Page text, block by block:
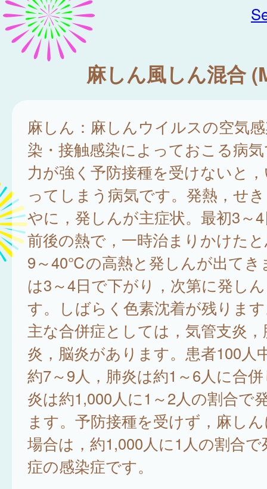
麻しん風しん混合
麻しん：麻しんウイルスの空気
染・接触感染によっておこる病
力が強く予防接種を受けないと
ってしまう病気です。発熱，せ
やに，発しんが主症状。最初3
前後の熱で，一時治まりかけた
9～40℃の高熱と発しんが出てき
は3～4日で下がり，次第に発し
す。しばらく色素沈着が残りま
主な合併症としては，気管支炎
炎，脳炎があります。患者100人
約7～9人，肺炎は約1～6人に合
炎は約1,000人に1～2人の割合で
ます。予防接種を受けず，麻し
場合は，約1,000人に1人の割合
症の感染症です。